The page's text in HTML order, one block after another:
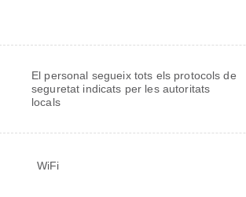
El personal segueix tots els protocols de
seguretat indicats per les autoritats
locals
WiFi